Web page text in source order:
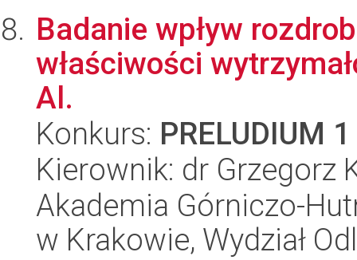
Badanie wpływ
właściwości
Al.
Konkurs: PRELUDIUM 1
Kierownik: dr Grzegorz
Akademia Górniczo-
w Krakowie, Wydział